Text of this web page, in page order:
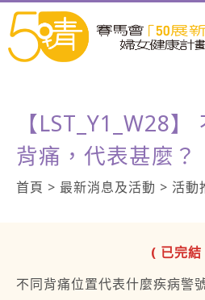
【LST_Y1_W28
背痛，代表甚麼？
首頁 > 最新消息及活動 > 活動
( 已完
不同背痛位置代表什麼疾病警